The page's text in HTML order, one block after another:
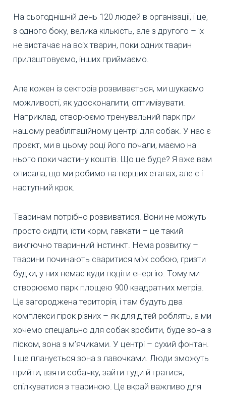
На сьогоднішній день 120 людей в організації, і це,
з одного боку, велика кількість, але з другого – їх
не вистачає на всіх тварин, поки одних тварин
прилаштовуємо, інших приймаємо.
Але кожен із секторів розвивається, ми шукаємо
можливості, як удосконалити, оптимізувати.
Наприклад, створюємо тренувальний парк при
нашому реабілітаційному центрі для собак. У нас є
проєкт, ми в цьому році його почали, маємо на
нього поки частину коштів. Що це буде? Я вже вам
описала, що ми робимо на перших етапах, але є і
наступний крок.
Тваринам потрібно розвиватися. Вони не можуть
просто сидіти, їсти корм, гавкати – це такий
виключно тваринний інстинкт. Нема розвитку –
тварини починають сваритися між собою, гризти
будки, у них немає куди подіти енергію. Тому ми
створюємо парк площею 900 квадратних метрів.
Це загороджена територія, і там будуть два
комплекси гірок різних – як для дітей роблять, а ми
хочемо спеціально для собак зробити, буде зона з
піском, зона з м’ячиками. У центрі – сухий фонтан.
І ще планується зона з лавочками. Люди зможуть
прийти, взяти собачку, зайти туди й гратися,
спілкуватися з твариною. Це вкрай важливо для